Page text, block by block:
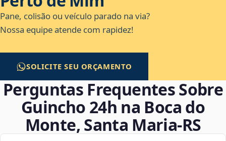
Pane, colisão ou veículo parado na via?
Nossa equipe atende com rapidez!
SOLICITE SEU ORÇAMENTO
Perguntas Frequentes Sobre
Guincho 24h na Boca do
Monte, Santa Maria‑RS